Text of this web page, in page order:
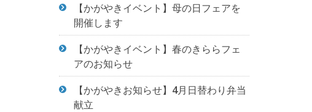
【かがやきイベント】母の日フェアを
開催します
【かがやきイベント】春のきららフェ
アのお知らせ
【かがやきお知らせ】4月日替わり弁当
献立